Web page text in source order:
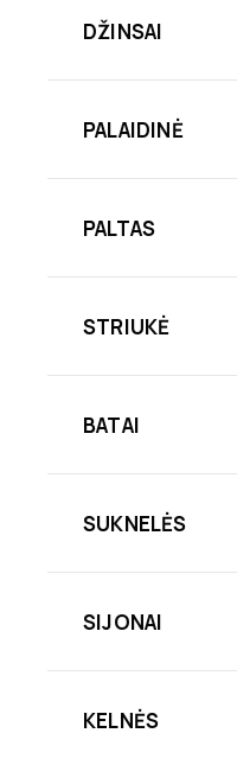
DŽINSAI
PALAIDINĖ
PALTAS
STRIUKĖ
BATAI
SUKNELĖS
SIJONAI
KELNĖS